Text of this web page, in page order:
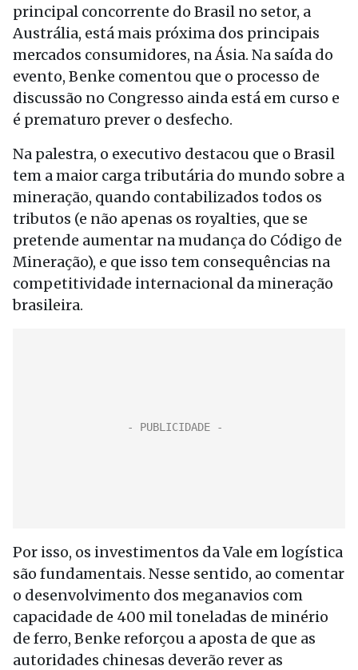
principal concorrente do Brasil no setor, a
Austrália, está mais próxima dos principais
mercados consumidores, na Ásia. Na saída do
evento, Benke comentou que o processo de
discussão no Congresso ainda está em curso e
é prematuro prever o desfecho.
Na palestra, o executivo destacou que o Brasil
tem a maior carga tributária do mundo sobre a
mineração, quando contabilizados todos os
tributos (e não apenas os royalties, que se
pretende aumentar na mudança do Código de
Mineração), e que isso tem consequências na
competitividade internacional da mineração
brasileira.
Por isso, os investimentos da Vale em logística
são fundamentais. Nesse sentido, ao comentar
o desenvolvimento dos meganavios com
capacidade de 400 mil toneladas de minério
de ferro, Benke reforçou a aposta de que as
autoridades chinesas deverão rever as